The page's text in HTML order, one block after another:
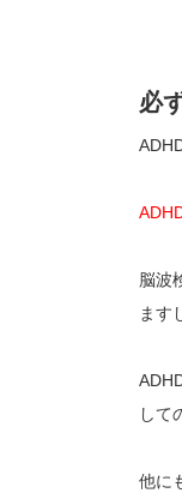
必
脳波
ます
して
他に